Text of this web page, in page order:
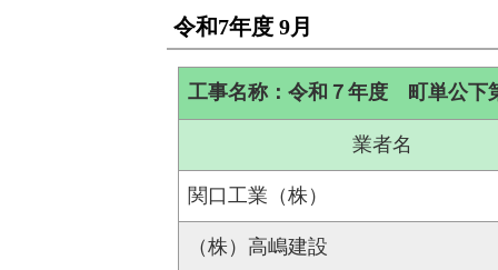
令和7年度 9月
工事名称：令和７年度 町単公
業者名
関口工業（株）
（株）高嶋建設